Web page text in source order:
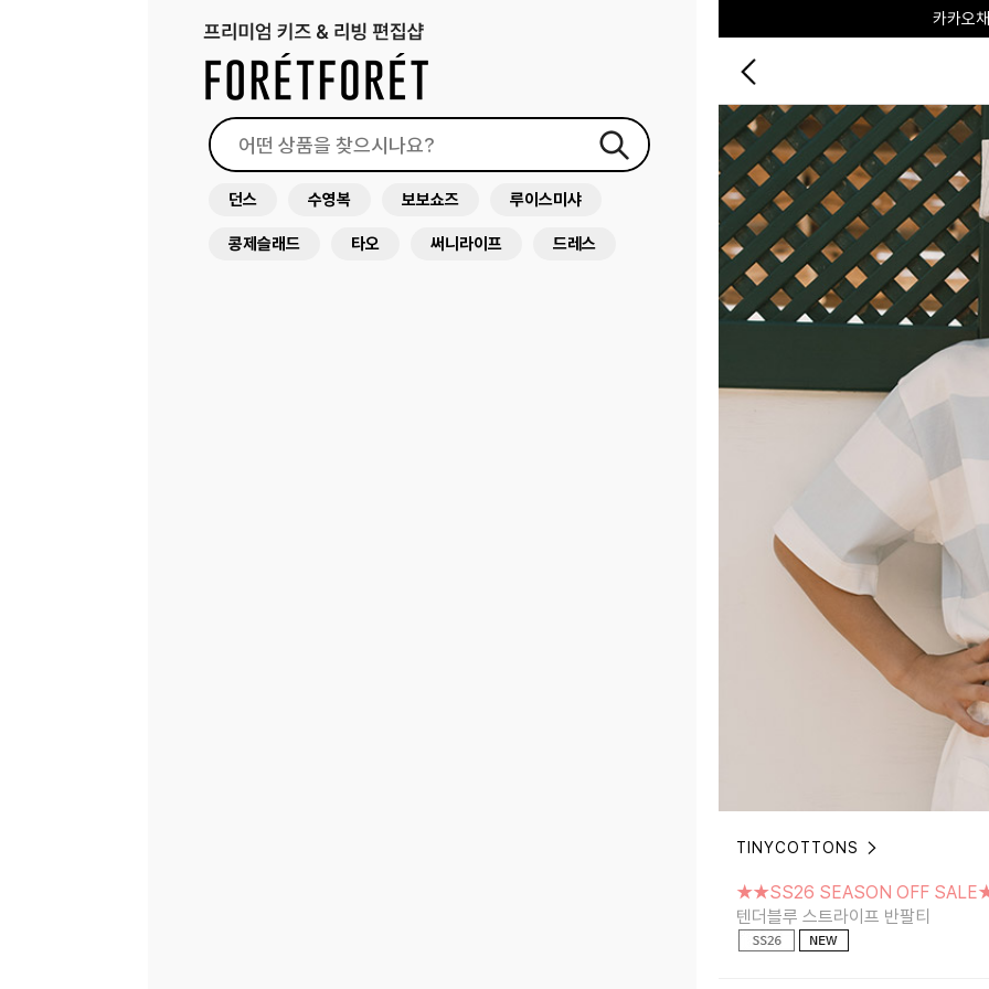
포레포
TINYCOTTONS
텐더블루 스트라이프 반팔티
★★SS26 SEASON OFF
텐더블루 스트라이프 반팔티
던스 수영복 보보쇼즈 루이스미샤
콩제슬래드 타오 써니라이프 드레스